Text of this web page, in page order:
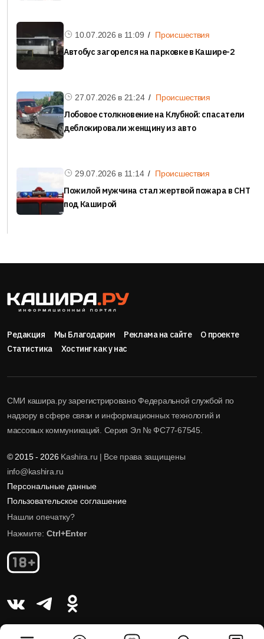
10.07.2026 в 11:09 Происшествия
Автобус загорелся на парковке в Кашире-2
27.07.2026 в 21:24 Происшествия
Лобовое столкновение на Клубной: спасатели
деблокировали женщину из авто
29.07.2026 в 11:14 Происшествия
Пожилой мужчина стал жертвой пожара в СНТ
под Каширой
Редакция Мы Благодарим Реклама на сайте
О проекте
Статистика
Хостинг как у нас
СМИ кашира.ру зарегистрировано Федеральной службой по
надзору в сфере связи и информационных технологий и
массовых коммуникаций. Серия Эл № ФС77-67545.
© 2015 - 2026Kashira.ru | Все права защищены
info@kashira.ru
Персональные данные
Пользовательское соглашение
Нашли опечатку?
Нажмите: Ctrl+Enter